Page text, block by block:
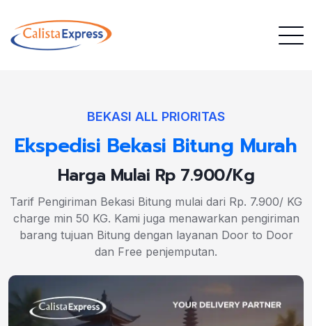
BEKASI ALL PRIORITAS
Ekspedisi Bekasi Bitung Murah
Harga Mulai Rp 7.900/Kg
Tarif Pengiriman Bekasi Bitung mulai dari Rp. 7.900/ KG
charge min 50 KG. Kami juga menawarkan pengiriman
barang tujuan Bitung dengan layanan Door to Door
dan Free penjemputan.